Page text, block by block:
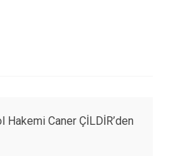
Hakemi Caner ÇİLDİR’den